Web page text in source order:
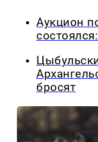
Аукцион
бросят